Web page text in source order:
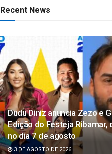
Recent News
Dudu Diniz anuncia Zezo e
Edição do Festeja Ribamar,
no dia 7 de agosto
3 DE AGOSTO DE 2026